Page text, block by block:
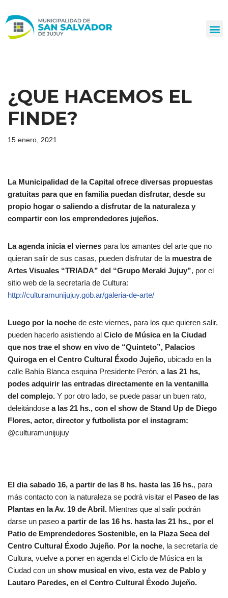
al
¿QUE HACEMOS EL
FINDE?
15 enero, 2021
La Municipalidad de la Capital ofrece diversas propuestas
gratuitas para que en familia puedan disfrutar, desde su
propio hogar o saliendo a disfrutar de la naturaleza y
compartir con los emprendedores jujeños.
La agenda inicia el viernes para los amantes del arte que no
quieran salir de sus casas, pueden disfrutar de la muestra de
Artes Visuales “TRIADA” del “Grupo Meraki Jujuy”, por el
sitio web de la secretaría de Cultura:
http://culturamunijujuy.gob.ar/galeria-de-arte/
Luego por la noche de este viernes, para los que quieren salir,
pueden hacerlo asistiendo al Ciclo de Música en la Ciudad
que nos trae el show en vivo de “Quinteto”, Palacios
Quiroga en el Centro Cultural Éxodo Jujeño, ubicado en la
calle Bahía Blanca esquina Presidente Perón, a las 21 hs,
podes adquirir las entradas directamente en la ventanilla
del complejo. Y por otro lado, se puede pasar un buen rato,
deleitándose a las 21 hs., con el show de Stand Up de Diego
Flores, actor, director y futbolista por el instagram:
@culturamunijujuy
El dia sabado 16, a partir de las 8 hs. hasta las 16 hs., para
más contacto con la naturaleza se podrá visitar el Paseo de las
Plantas en la Av. 19 de Abril. Mientras que al salir podrán
darse un paseo a partir de las 16 hs. hasta las 21 hs., por el
Patio de Emprendedores Sostenible, en la Plaza Seca del
Centro Cultural Éxodo Jujeño. Por la noche, la secretaría de
Cultura, vuelve a poner en agenda el Ciclo de Música en la
Ciudad con un show musical en vivo, esta vez de Pablo y
Lautaro Paredes, en el Centro Cultural Éxodo Jujeño.